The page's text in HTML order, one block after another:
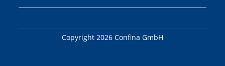
Copyright 2026 Confina GmbH